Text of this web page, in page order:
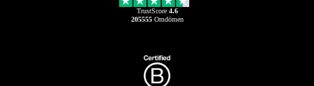
TrustScore 4.6
205555Omdömen